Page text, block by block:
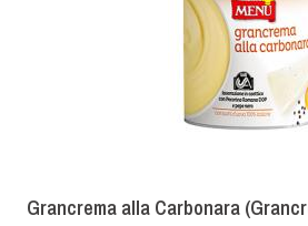
Grancrema alla Carbonara